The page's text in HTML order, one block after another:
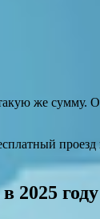
же
2025 году